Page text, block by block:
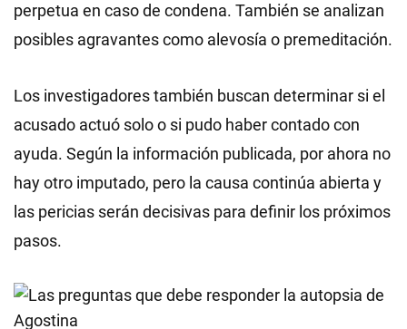
perpetua en caso de condena. También se analizan
posibles agravantes como alevosía o premeditación.
Los investigadores también buscan determinar si el
acusado actuó solo o si pudo haber contado con
ayuda. Según la información publicada, por ahora no
hay otro imputado, pero la causa continúa abierta y
las pericias serán decisivas para definir los próximos
pasos.